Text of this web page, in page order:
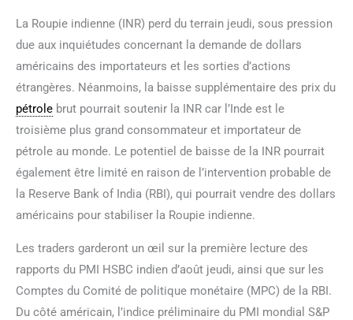
La Roupie indienne (INR) perd du terrain jeudi, sous pression
due aux inquiétudes concernant la demande de dollars
américains des importateurs et les sorties d’actions
étrangères. Néanmoins, la baisse supplémentaire des prix du
pétrole brut pourrait soutenir la INR car l’Inde est le
troisième plus grand consommateur et importateur de
pétrole au monde. Le potentiel de baisse de la INR pourrait
également être limité en raison de l’intervention probable de
la Reserve Bank of India (RBI), qui pourrait vendre des dollars
américains pour stabiliser la Roupie indienne.
Les traders garderont un œil sur la première lecture des
rapports du PMI HSBC indien d’août jeudi, ainsi que sur les
Comptes du Comité de politique monétaire (MPC) de la RBI.
Du côté américain, l’indice préliminaire du PMI mondial S&P